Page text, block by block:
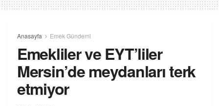
Anasayfa Emek Gündemi
Emekliler ve EYT’liler
Mersin’de meydanları terk
etmiyor